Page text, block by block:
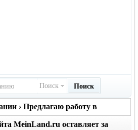
Поиск Поиск
› Предлагаю работу в
MeinLand.ru оставляет за